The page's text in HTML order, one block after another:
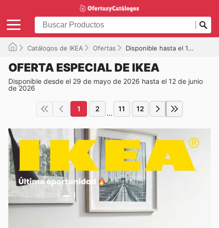
Catálogos de IKEA Ofertas Disponible hasta el 12/06/2026
OFERTA ESPECIAL DE IKEA
Disponible desde el 29 de mayo de 2026 hasta el 12 de junio
de 2026
1 2 ... 11 12